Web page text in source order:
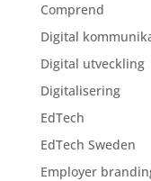
Comprend
Digital
Digital utveckling
Digitalisering
EdTech
EdTech Sweden
Employer